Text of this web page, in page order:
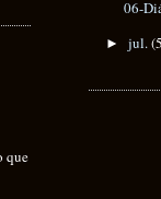
que
06-
►jul.